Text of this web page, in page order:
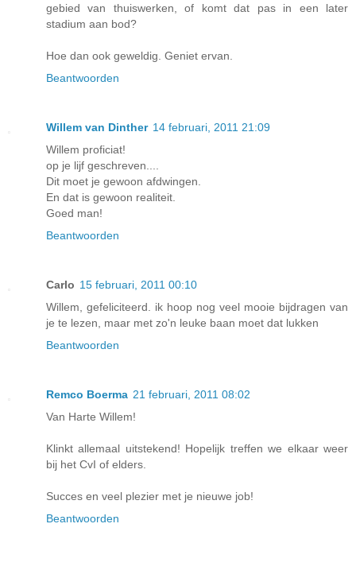
gebied van thuiswerken, of komt dat pas in een later
stadium aan bod?
Hoe dan ook geweldig. Geniet ervan.
Beantwoorden
Willem van Dinther 14 februari, 2011 21:09
Willem proficiat!
op je lijf geschreven....
Dit moet je gewoon afdwingen.
En dat is gewoon realiteit.
Goed man!
Beantwoorden
Carlo 15 februari, 2011 00:10
Willem, gefeliciteerd. ik hoop nog veel mooie bijdragen van
je te lezen, maar met zo'n leuke baan moet dat lukken
Beantwoorden
Remco Boerma 21 februari, 2011 08:02
Van Harte Willem!
Klinkt allemaal uitstekend! Hopelijk treffen we elkaar weer
bij het CvI of elders.
Succes en veel plezier met je nieuwe job!
Beantwoorden